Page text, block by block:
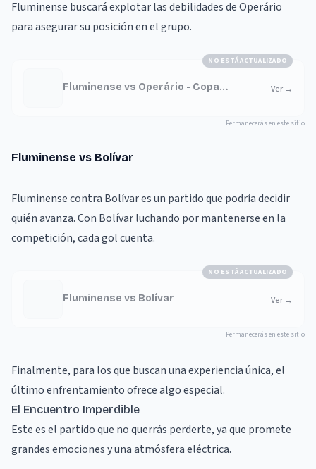
Fluminense buscará explotar las debilidades de Operário
para asegurar su posición en el grupo.
NO ESTÁ ACTUALIZADO
Fluminense vs Operário - Copa
Ver →
Permanecerás en este sitio
Fluminense vs Bolívar
Fluminense contra Bolívar es un partido que podría decidir
quién avanza. Con Bolívar luchando por mantenerse en la
competición, cada gol cuenta.
NO ESTÁ ACTUALIZADO
Fluminense vs Bolívar Ver →
Permanecerás en este sitio
Finalmente, para los que buscan una experiencia única, el
último enfrentamiento ofrece algo especial.
El Encuentro Imperdible
Este es el partido que no querrás perderte, ya que promete
grandes emociones y una atmósfera eléctrica.